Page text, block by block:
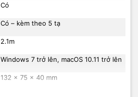
Có
Có – kèm theo 5 tạ
2.1m
Windows 7 trở lên, macOS 10.11 trở lên
132 x 75 x 40 mm